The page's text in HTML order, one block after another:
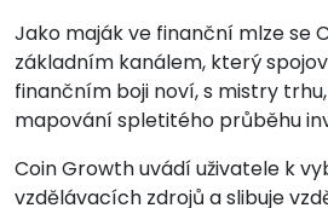
Jako maják ve finanční mlze se
základním kanálem, který
finančním boji noví, s mistry
mapování spletitého průběhu
Coin Growth uvádí uživatele k
vzdělávacích zdrojů a slibuje